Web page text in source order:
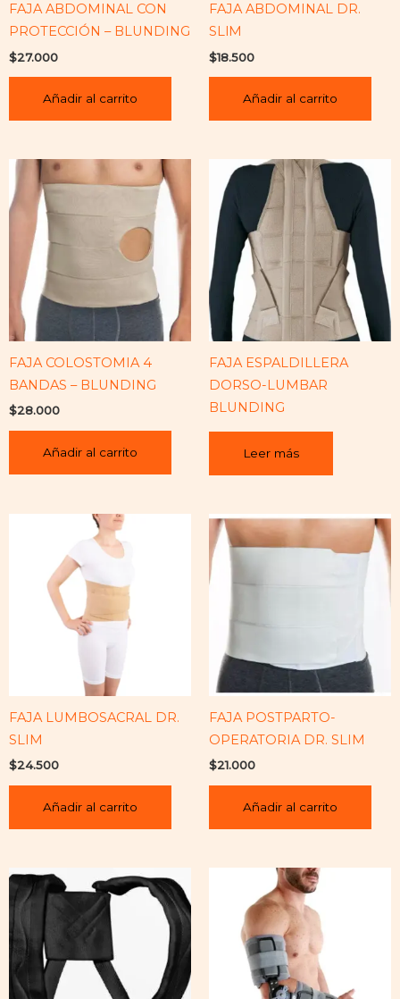
FAJA ABDOMINAL CON
PROTECCIÓN – BLUNDING
$27.000
Añadir al carrito
FAJA ABDOMINAL DR.
SLlM
$18.500
Añadir al carrito
FAJA COLOSTOMIA 4
BANDAS – BLUNDING
$28.000
Añadir al carrito
FAJA ESPALDILLERA
DORSO-LUMBAR
BLUNDING
Leer más
FAJA LUMBOSACRAL DR.
SLIM
$24.500
Añadir al carrito
FAJA POSTPARTO-
OPERATORIA DR. SLIM
$21.000
Añadir al carrito